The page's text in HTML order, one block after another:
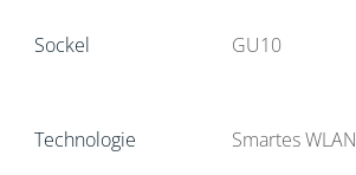
Sockel GU10
Technologie Smartes WLAN